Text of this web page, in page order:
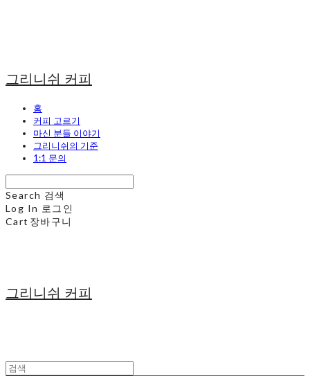
그리니쉬 커피
홈
커피 고르기
마신 분들 이야기
그리니쉬의 기준
1:1 문의
Search 검색
Log In 로그인
Cart 장바구니
그리니쉬 커피